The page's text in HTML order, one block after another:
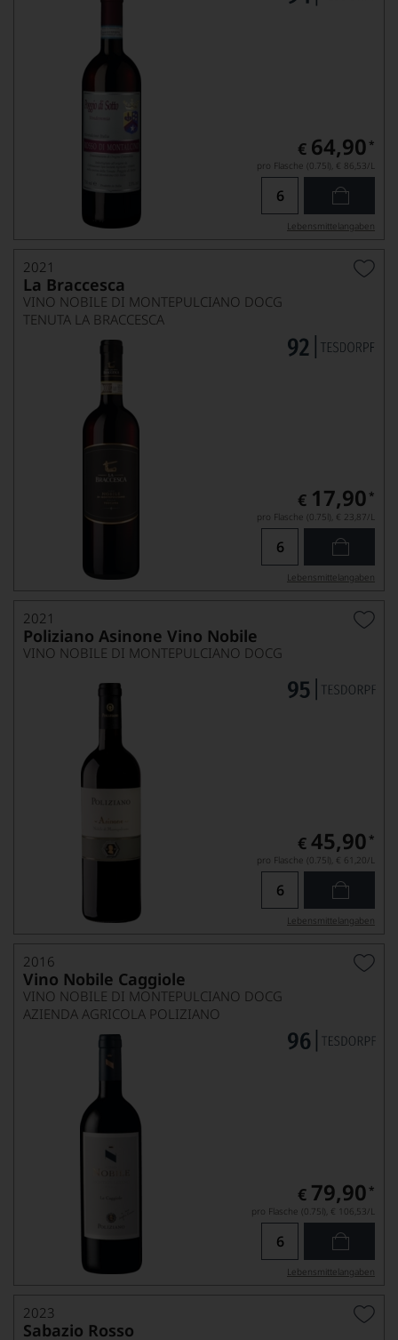
€ 64,90 *
pro Flasche (0.75l), € 86,53/L
Lebensmittel­angaben
2021
La Braccesca
VINO NOBILE DI MONTEPULCIANO DOCG
TENUTA LA BRACCESCA
€ 17,90 *
pro Flasche (0.75l), € 23,87/L
Lebensmittel­angaben
2021
Poliziano Asinone Vino Nobile
VINO NOBILE DI MONTEPULCIANO DOCG
€ 45,90 *
pro Flasche (0.75l), € 61,20/L
Lebensmittel­angaben
2016
Vino Nobile Caggiole
VINO NOBILE DI MONTEPULCIANO DOCG
AZIENDA AGRICOLA POLIZIANO
€ 79,90 *
pro Flasche (0.75l), € 106,53/L
Lebensmittel­angaben
2023
Sabazio Rosso